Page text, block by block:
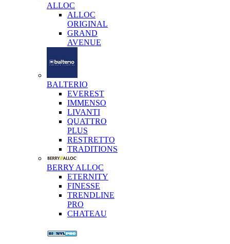
ALLOC
ALLOC
ORIGINAL
GRAND
AVENUE
BALTERIO
EVEREST
IMMENSO
LIVANTI
QUATTRO
PLUS
RESTRETTO
TRADITIONS
BERRY ALLOC
ETERNITY
FINESSE
TRENDLINE
PRO
CHATEAU